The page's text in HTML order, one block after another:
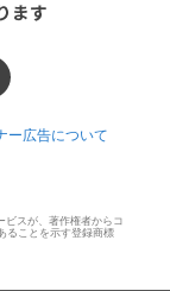
ー広告について
ビスが、著作権者からコ
ることを示す登録商標